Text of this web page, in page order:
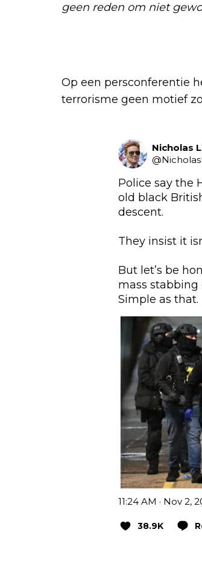
geen reden om niet
Op een persconferentie
terrorisme geen motief
Nicholas
@
Police say the
old black
descent.
They insist it
But let’s be
mass stabbing
Simple as that.
11:24 AM · Nov 2,
38.9K